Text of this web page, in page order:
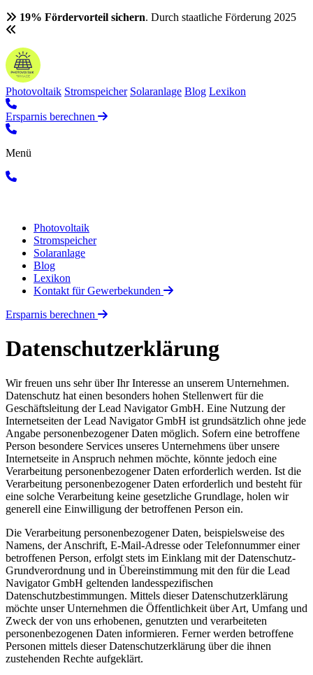
19% Fördervorteil sichern. Durch staatliche Förderung 2025
Photovoltaik Stromspeicher Solaranlage Blog Lexikon
Ersparnis berechnen
Menü
Photovoltaik
Stromspeicher
Solaranlage
Blog
Lexikon
Kontakt für Gewerbekunden
Ersparnis berechnen
Datenschutzerklärung
Wir freuen uns sehr über Ihr Interesse an unserem Unternehmen.
Datenschutz hat einen besonders hohen Stellenwert für die
Geschäftsleitung der Lead Navigator GmbH. Eine Nutzung der
Internetseiten der Lead Navigator GmbH ist grundsätzlich ohne jede
Angabe personenbezogener Daten möglich. Sofern eine betroffene
Person besondere Services unseres Unternehmens über unsere
Internetseite in Anspruch nehmen möchte, könnte jedoch eine
Verarbeitung personenbezogener Daten erforderlich werden. Ist die
Verarbeitung personenbezogener Daten erforderlich und besteht für
eine solche Verarbeitung keine gesetzliche Grundlage, holen wir
generell eine Einwilligung der betroffenen Person ein.
Die Verarbeitung personenbezogener Daten, beispielsweise des
Namens, der Anschrift, E-Mail-Adresse oder Telefonnummer einer
betroffenen Person, erfolgt stets im Einklang mit der Datenschutz-
Grundverordnung und in Übereinstimmung mit den für die Lead
Navigator GmbH geltenden landesspezifischen
Datenschutzbestimmungen. Mittels dieser Datenschutzerklärung
möchte unser Unternehmen die Öffentlichkeit über Art, Umfang und
Zweck der von uns erhobenen, genutzten und verarbeiteten
personenbezogenen Daten informieren. Ferner werden betroffene
Personen mittels dieser Datenschutzerklärung über die ihnen
zustehenden Rechte aufgeklärt.